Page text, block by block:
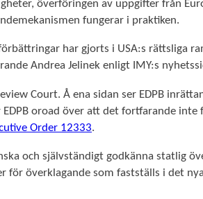
överföringen av uppgifter från
fungerar i praktiken.
har gjorts i USA:s rättsliga
Andrea Jelinek enligt IMY:s
Court. Å ena sidan ser EDPB
oroad över att det fortfarande
Order 12333.
och självständigt godkänna statlig
för överklagande som fastställs i det